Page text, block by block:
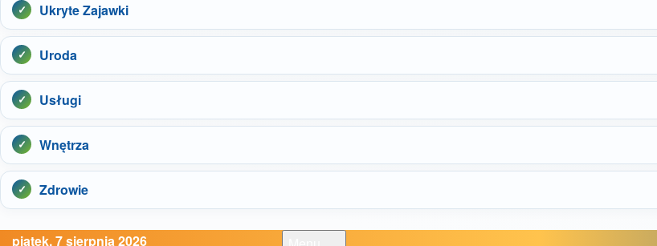
Ukryte Zajawki
Uroda
Usługi
Wnętrza
Zdrowie
piątek, 7 sierpnia 2026